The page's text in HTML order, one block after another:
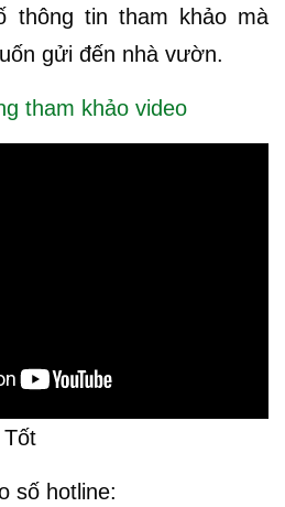
thông tin tham khảo mà
gửi đến nhà vườn.
tham khảo video
Tốt
số hotline: